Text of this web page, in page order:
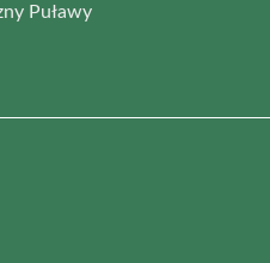
Puławy